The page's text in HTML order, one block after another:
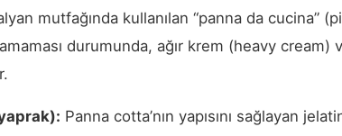
mutfağında kullanılan “panna da cucina”
durumunda, ağır krem (heavy cream)
Panna cotta’nın yapısını sağlayan